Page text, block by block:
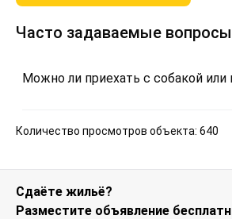
Часто задаваемые вопросы
Можно ли приехать с собакой или
Количество просмотров объекта: 640
Сдаёте жильё?
Разместите объявление